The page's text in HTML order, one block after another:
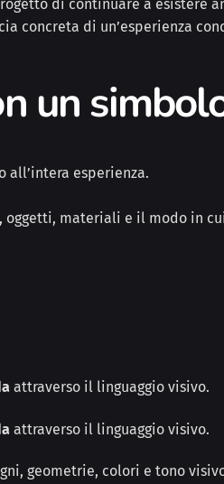
di continuare a esistere
concreta di un’esperienza
un
all’intera esperienza.
materiali e il modo in
attraverso il linguaggio visivo.
attraverso il linguaggio visivo.
geometrie, colori e tono